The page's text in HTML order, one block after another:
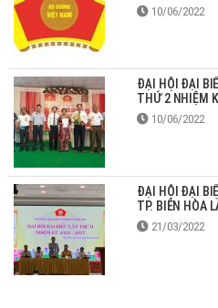
10/06/2022
ĐẠI HỘI ĐẠI
THỨ 2 NHIỆM
10/06/2022
ĐẠI HỘI ĐẠI
TP. BIÊN HÒA
21/03/2022